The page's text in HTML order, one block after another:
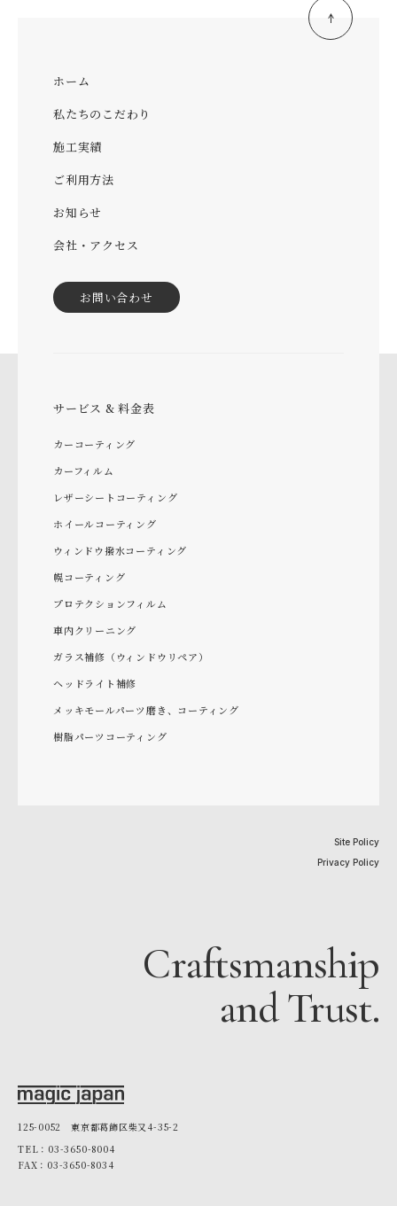
ホーム
私たちのこだわり
施工実績
ご利用方法
お知らせ
会社・アクセス
お問い合わせ
サービス & 料金表
カーコーティング
カーフィルム
レザーシートコーティング
ホイールコーティング
ウィンドウ撥水コーティング
幌コーティング
プロテクションフィルム
車内クリーニング
ガラス補修（ウィンドウリペア）
ヘッドライト補修
メッキモールパーツ磨き、コーティング
樹脂パーツコーティング
Site Policy
Privacy Policy
Craftsmanship
and Trust.
125-0052 東京都葛飾区柴又4-35-2
TEL：03-3650-8004
FAX：03-3650-8034